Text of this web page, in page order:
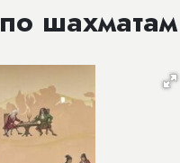
шахматам